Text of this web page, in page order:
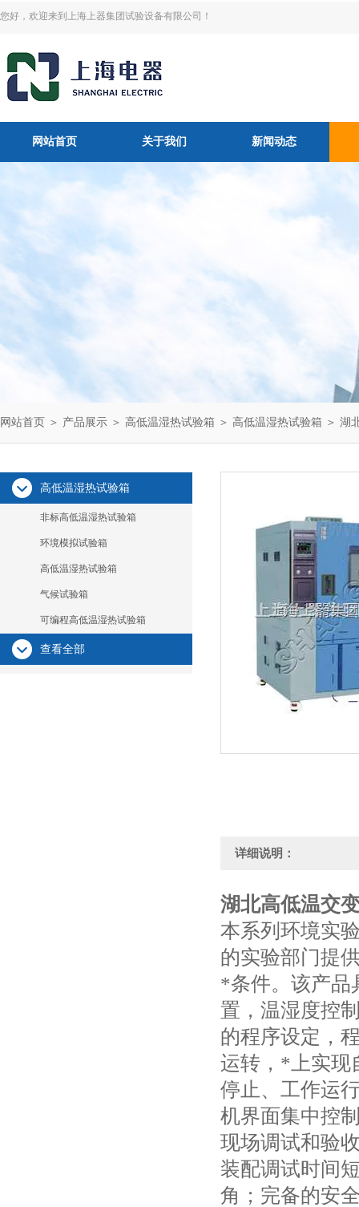
您好，欢迎来到上海上器集团试验设备有限公司！
网站首页 关于我们 新闻动态
网站首页 ＞ 产品展示 ＞ 高低温湿热试验箱 ＞ 高低温湿热试验箱 ＞ 湖
高低温湿热试验箱
非标高低温湿热试验箱
环境模拟试验箱
高低温湿热试验箱
气候试验箱
可编程高低温湿热试验箱
查看全部
详细说明：
湖北高低温交
本系列环境实
的实验部门提
*条件。该产品
置，温湿度控
的程序设定，
运转，*上实现
停止、工作运
机界面集中控
现场调试和验
装配调试时间
角；完备的安